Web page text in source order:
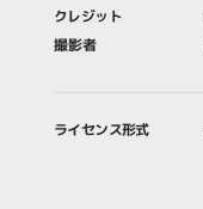
クレジット
撮影者
ライセンス形式